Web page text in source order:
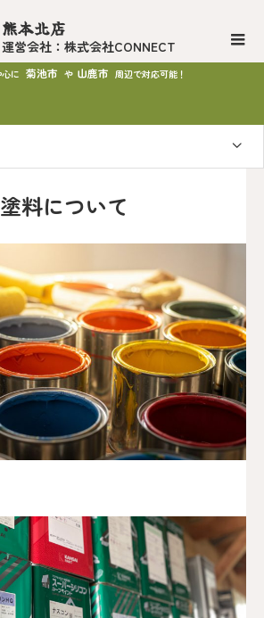
熊本北店
運営会社：株式会社CONNECT
に 菊池市 や 山鹿市 周辺で対応可能！
塗料について